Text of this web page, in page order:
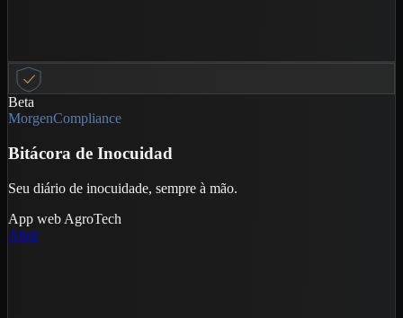
Beta
MorgenCompliance
Bitácora de Inocuidad
Seu diário de inocuidade, sempre à mão.
App web AgroTech
Abrir